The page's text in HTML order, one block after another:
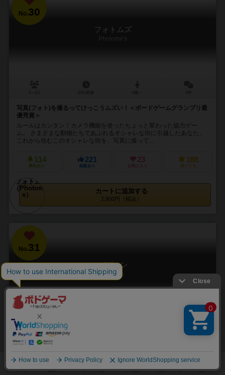
No.30
フォトムズ
Photome's
写真(フォト)を撮るってけっこうムズい！＜ボードゲームグランプリ最
優秀賞＞
ルールはカンタン！カメラ機能を使ったちょっと変わった協力ゲー
ム。 さまざまな動物たちであぶれるオシャレな街に引越したあなた。
これから住むこのオシャレな街を、写真に撮って...
114
興味あり
221
経験あり
23
お気に入り
188
持ってる
カートに追加する
2,800円（税込）
No.31
バビロン
Babylon
2～4人
バビロンの空中庭園が、ついに立体3D化！
ムなのだが、本当に「高さ」を求めるゲームは初めて。 手番では、庭
または石材となっているタイルを1枚取り(採...